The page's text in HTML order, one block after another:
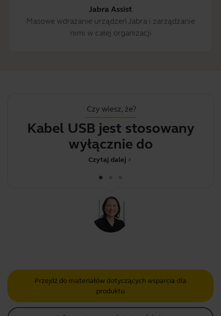
Jabra Assist
Masowe wdrażanie urządzeń Jabra i zarządzanie
nimi w całej organizacji
Czy wiesz, że?
Kabel USB jest stosowany
wyłącznie do łado
chevron_right
Czytaj dalej
Przejdź do materiałów dotyczących wsparcia dla
produktu